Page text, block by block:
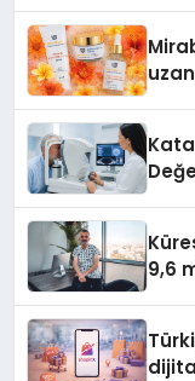
9,6